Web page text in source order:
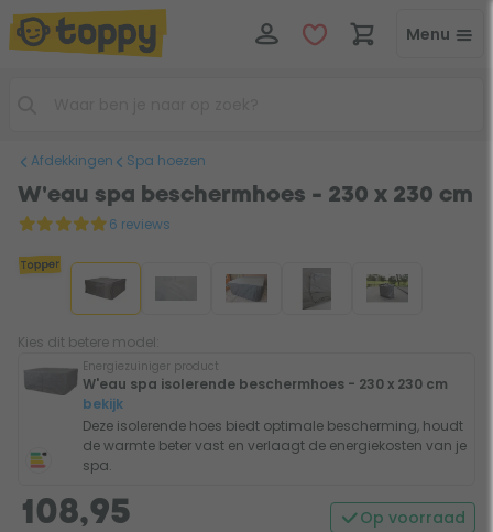
Menu
Afdekkingen Spa hoezen
W'eau spa beschermhoes - 230 x 230 cm
6 reviews
Topper
Kies dit betere model:
Energiezuiniger product
W'eau spa isolerende beschermhoes - 230 x 230 cm
bekijk
Deze isolerende hoes biedt optimale bescherming, houdt
de warmte beter vast en verlaagt de energiekosten van je
spa.
108,95 Op voorraad